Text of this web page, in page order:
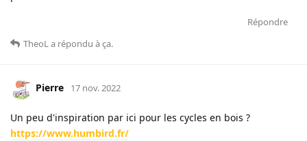
Répondre
TheoLa répondu à ça.
Pierre 17 nov. 2022
Un peu d'inspiration par ici pour les cycles en bois ?
https://www.humbird.fr/